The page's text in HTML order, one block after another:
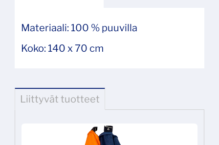
Materiaali: 100 % puuvilla
Koko: 140 x 70 cm
Liittyvät tuotteet